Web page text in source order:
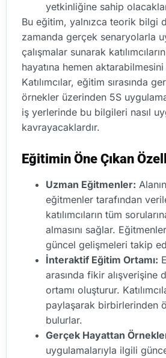
yetkinliğine sahip
Bu eğitim, yalnızca teorik bilgi
zamanda gerçek senaryolarla
çalışmalar sunarak
hayatına hemen
Katılımcılar, eğitim sırasında
örnekler üzerinden 5S
iş yerlerinde bu bilgileri nasıl
kavrayacaklardır.
Eğitimin Öne Çıkan
Uzman Eğitmenler:
eğitmenler tarafından
katılımcıların tüm
almasını sağlar.
güncel gelişmeleri takip
İnteraktif Eğitim Ortamı:
arasında fikir alışverişine
ortamı oluşturur.
paylaşarak birbirlerinden
bulurlar.
Gerçek Hayattan
uygulamalarıyla ilgili